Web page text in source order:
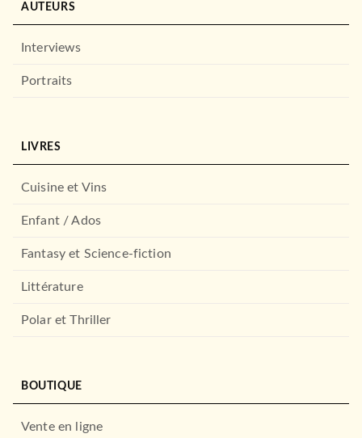
Le Retour de Sahin - livre 1
HACHETTE ROMANS
AUTEURS
Interviews
Portraits
LIVRES
Cuisine et Vins
Enfant / Ados
Fantasy et Science-fiction
Littérature
Polar et Thriller
BOUTIQUE
Vente en ligne